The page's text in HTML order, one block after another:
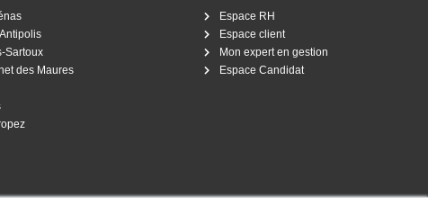
Sartoux
des Maures
Espace RH
Espace client
Mon expert en gestion
Espace Candidat